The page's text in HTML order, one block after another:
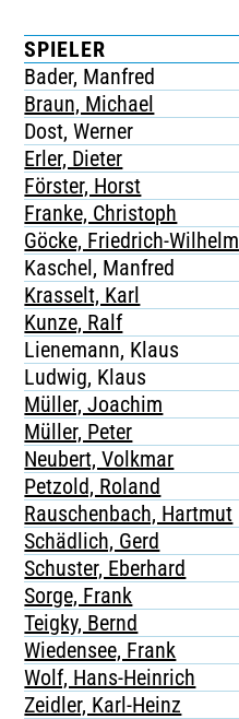
TICKETING
SPIELER
Bader, Manfred
Braun, Michael
Dost, Werner
Erler, Dieter
Förster, Horst
Franke, Christoph
Göcke, Friedrich-Wilhelm
Kaschel, Manfred
Krasselt, Karl
Kunze, Ralf
Lienemann, Klaus
Ludwig, Klaus
Müller, Joachim
Müller, Peter
Neubert, Volkmar
Petzold, Roland
Rauschenbach, Hartmut
Schädlich, Gerd
Schuster, Eberhard
Sorge, Frank
Teigky, Bernd
Wiedensee, Frank
Wolf, Hans-Heinrich
Zeidler, Karl-Heinz